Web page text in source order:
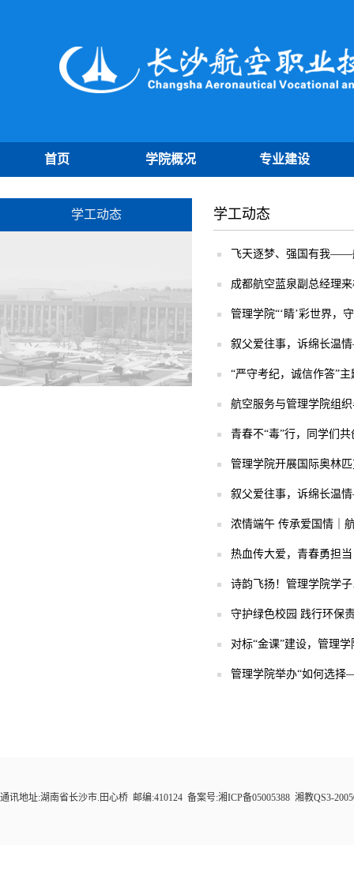
首页 学院概况 专业建设
学工动态 学工动态
飞天逐梦、强国有我
成都航空蓝泉副总经理
管理学院“‘睛’彩世界，
叙父爱往事，诉绵长温
“严守考纪，诚信作答”
航空服务与管理学院组
青春不“毒”行，同学们
管理学院开展国际奥林
叙父爱往事，诉绵长温
浓情端午 传承爱国情｜
热血传大爱，青春勇担
诗韵飞扬！管理学院学
守护绿色校园 践行环保
对标“金课”建设，管理
管理学院举办“如何选
通讯地址:湖南省长沙市.田心桥 邮编:410124 备案号:湘ICP备05005388 湘教QS3-